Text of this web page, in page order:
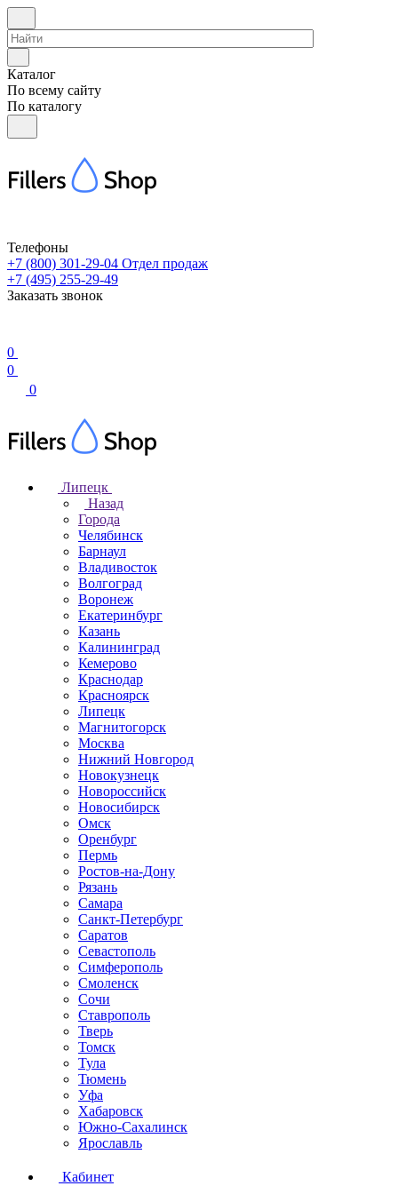
Каталог
По всему сайту
По каталогу
Телефоны
+7 (800) 301-29-04 Отдел продаж
+7 (495) 255-29-49
Заказать звонок
0
0
0
Липецк
Назад
Города
Челябинск
Барнаул
Владивосток
Волгоград
Воронеж
Екатеринбург
Казань
Калининград
Кемерово
Краснодар
Красноярск
Липецк
Магнитогорск
Москва
Нижний Новгород
Новокузнецк
Новороссийск
Новосибирск
Омск
Оренбург
Пермь
Ростов-на-Дону
Рязань
Самара
Санкт-Петербург
Саратов
Севастополь
Симферополь
Смоленск
Сочи
Ставрополь
Тверь
Томск
Тула
Тюмень
Уфа
Хабаровск
Южно-Сахалинск
Ярославль
Кабинет